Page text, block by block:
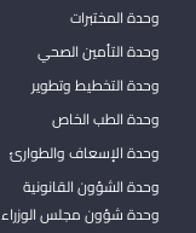
وحدة المختبرات
وحدة التأمين الصحي
وحدة التخطيط وتطوير
وحدة الطب الخاص
وحدة الإسعاف والطوارئ
وحدة الشؤون القانونية
وحدة شؤون مجلس الوزراء